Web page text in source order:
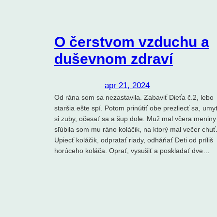
O čerstvom vzduchu a
duševnom zdraví
apr 21, 2024
Od rána som sa nezastavila. Zabaviť Dieťa č.2, lebo
staršia ešte spí. Potom prinútiť obe prezliecť sa,
si zuby, očesať sa a šup dole. Muž mal včera meniny
sľúbila som mu ráno koláčik, na ktorý mal večer chuť.
Upiecť koláčik, odpratať riady, odháňať Deti od príliš
horúceho koláča. Oprať, vysušiť a poskladať dve…